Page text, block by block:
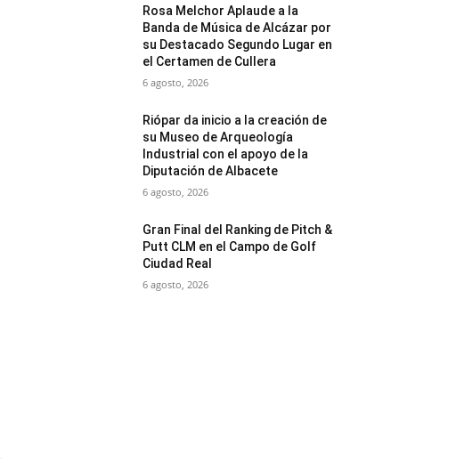
Rosa Melchor Aplaude a la
Banda de Música de Alcázar por
su Destacado Segundo Lugar en
el Certamen de Cullera
6 agosto, 2026
Riópar da inicio a la creación de
su Museo de Arqueología
Industrial con el apoyo de la
Diputación de Albacete
6 agosto, 2026
Gran Final del Ranking de Pitch &
Putt CLM en el Campo de Golf
Ciudad Real
6 agosto, 2026